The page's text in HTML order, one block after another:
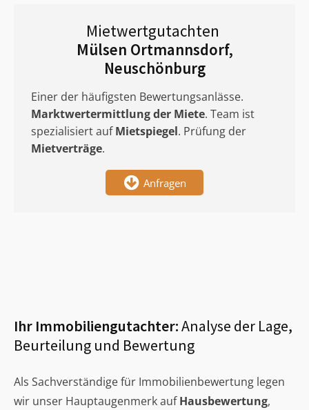
Mietwertgutachten
Mülsen Ortmannsdorf,
Neuschönburg
Einer der häufigsten Bewertungsanlässe.
Marktwertermittlungder Miete. Team ist
spezialisiert aufMietspiegel. Prüfung der
Mietverträge.
Anfragen
Ihr Immobiliengutachter:Analyse der Lage,
Beurteilung und Bewertung
Als Sachverständige für Immobilienbewertung legen
wir unser Hauptaugenmerk aufHausbewertung,